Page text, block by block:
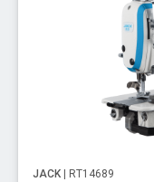
JACK | RT14689